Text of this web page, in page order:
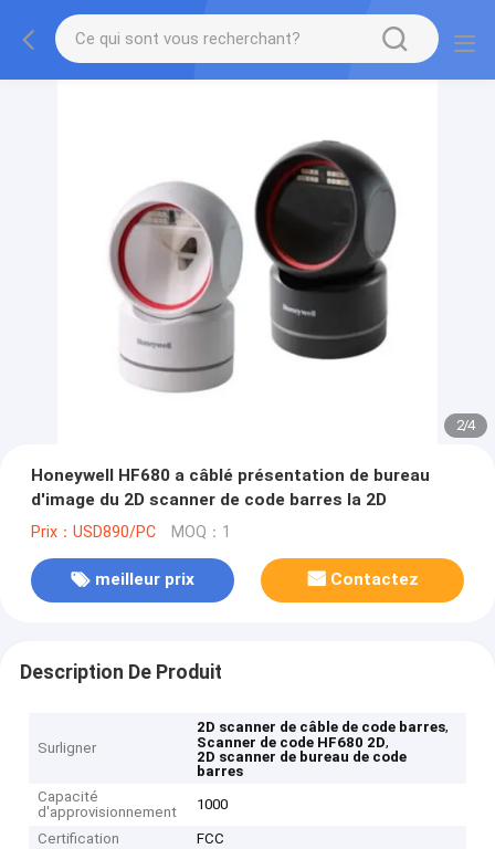
2/4
Honeywell HF680 a câblé présentation de bureau
d'image du 2D scanner de code barres la 2D
Prix：USD890/PC MOQ：1
meilleur prix Contactez
Description De Produit
Surligner
2D scanner de câble de code barres,
Scanner de code HF680 2D,
2D scanner de bureau de code
barres
Capacité
d'approvisionnement
1000
Certification
FCC